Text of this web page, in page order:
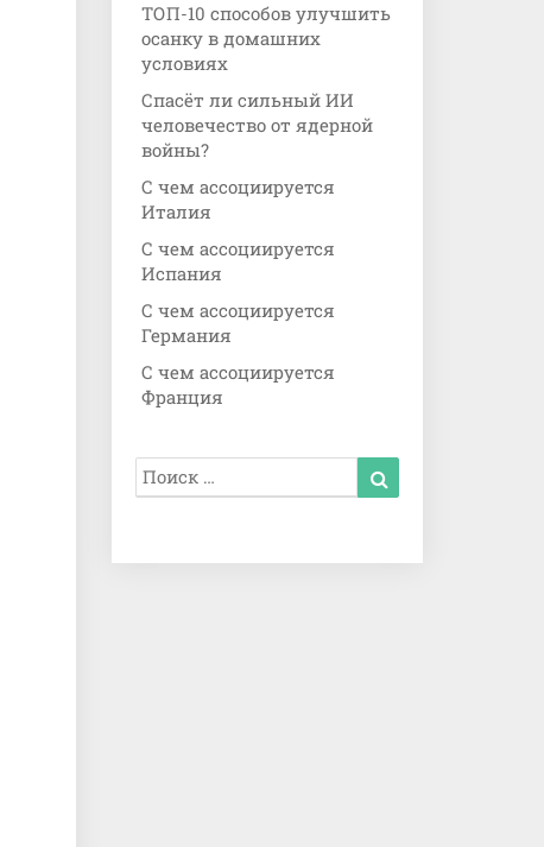
ТОП-10 способов улучшить
осанку в домашних
условиях
Спасёт ли сильный ИИ
человечество от ядерной
войны?
С чем ассоциируется
Италия
С чем ассоциируется
Испания
С чем ассоциируется
Германия
С чем ассоциируется
Франция
Найдено
результатов